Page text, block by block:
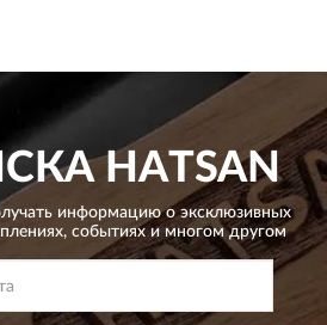
HATSAN
информацию о эксклюзивных
событиях и многом другом